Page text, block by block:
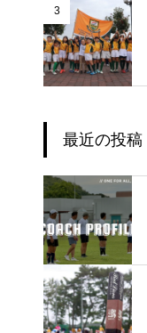
3
最近の投稿